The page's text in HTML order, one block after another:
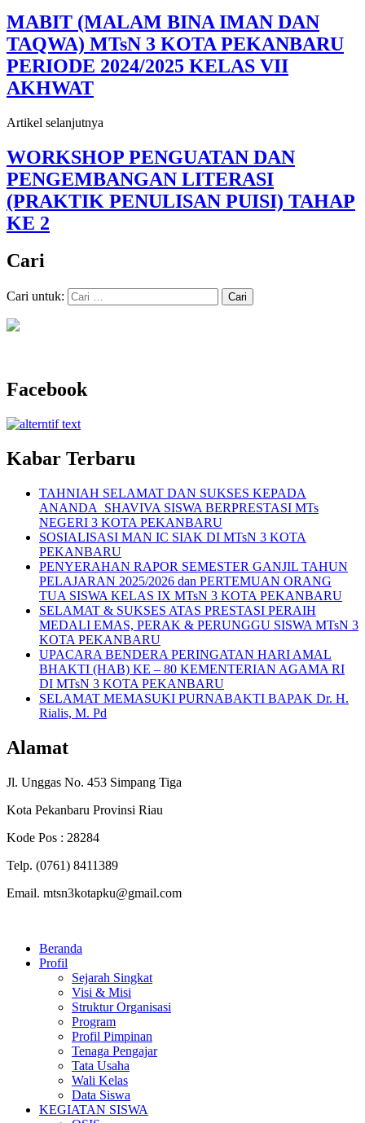
MABIT (MALAM BINA IMAN DAN
TAQWA) MTsN 3 KOTA PEKANBARU
PERIODE 2024/2025 KELAS VII
AKHWAT
Artikel selanjutnya
WORKSHOP PENGUATAN DAN
PENGEMBANGAN LITERASI
(PRAKTIK PENULISAN PUISI) TAHAP
KE 2
Cari
Cari untuk:
Facebook
Kabar Terbaru
TAHNIAH SELAMAT DAN SUKSES KEPADA
ANANDA SHAVIVA SISWA BERPRESTASI MTs
NEGERI 3 KOTA PEKANBARU
SOSIALISASI MAN IC SIAK DI MTsN 3 KOTA
PEKANBARU
PENYERAHAN RAPOR SEMESTER GANJIL TAHUN
PELAJARAN 2025/2026 dan PERTEMUAN ORANG
TUA SISWA KELAS IX MTsN 3 KOTA PEKANBARU
SELAMAT & SUKSES ATAS PRESTASI PERAIH
MEDALI EMAS, PERAK & PERUNGGU SISWA MTsN 3
KOTA PEKANBARU
UPACARA BENDERA PERINGATAN HARI AMAL
BHAKTI (HAB) KE – 80 KEMENTERIAN AGAMA RI
DI MTsN 3 KOTA PEKANBARU
SELAMAT MEMASUKI PURNABAKTI BAPAK Dr. H.
Rialis, M. Pd
Alamat
Jl. Unggas No. 453 Simpang Tiga
Kota Pekanbaru Provinsi Riau
Kode Pos : 28284
Telp. (0761) 8411389
Email. mtsn3kotapku@gmail.com
Beranda
Profil
Sejarah Singkat
Visi & Misi
Struktur Organisasi
Program
Profil Pimpinan
Tenaga Pengajar
Tata Usaha
Wali Kelas
Data Siswa
KEGIATAN SISWA